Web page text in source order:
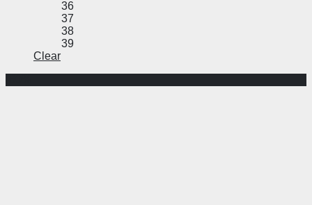
36
37
38
39
Clear